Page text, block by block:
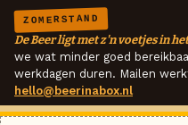
ZOMERSTAND
De Beer ligt met z'n voetjes in
we wat minder goed
werkdagen duren. Mailen
hello@beerinabox.nl